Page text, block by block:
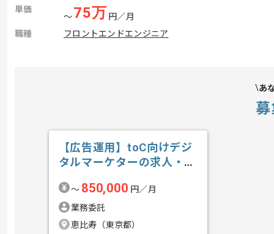
単価
〜75万 円／月
職種
フロントエンドエンジニア
あ
【広告運用】toC向けデジ
タルマーケターの求人・案
〜 850,000 円／月
業務委託
恵比寿（東京都）